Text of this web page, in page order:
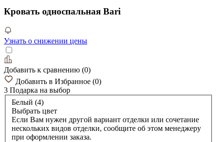
Кровать односпальная Bari
Узнать о снижении цены
Добавить к сравнению (0)
Добавить в Избранное (0)
3 Подарка на выбор
Белый (4)
Выбрать цвет
Если Вам нужен другой вариант отделки или сочетание
нескольких видов отделки, сообщите об этом менеджеру
при оформлении заказа.